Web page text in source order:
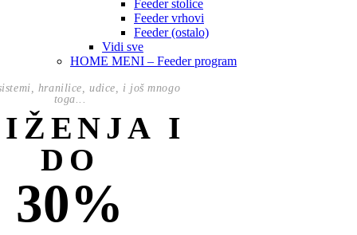
Feeder stolice
Feeder vrhovi
Feeder (ostalo)
Vidi sve
HOME MENI – Feeder program
hranilice, udice, i još mnogo
toga...
I
DO
30%